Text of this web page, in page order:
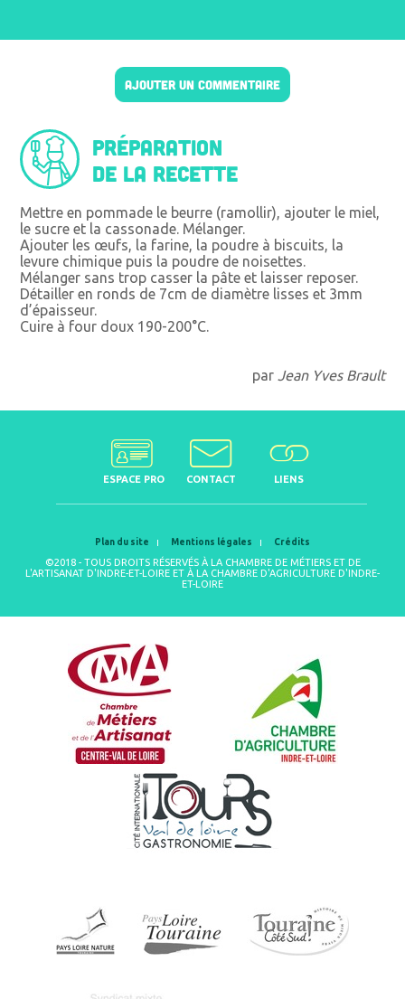
AJOUTER UN COMMENTAIRE
Préparation
de la recette
Mettre en pommade le beurre (ramollir), ajouter le miel,
le sucre et la cassonade. Mélanger.
Ajouter les œufs, la farine, la poudre à biscuits, la
levure chimique puis la poudre de noisettes.
Mélanger sans trop casser la pâte et laisser reposer.
Détailler en ronds de 7cm de diamètre lisses et 3mm
d’épaisseur.
Cuire à four doux 190-200°C.
par Jean Yves Brault
ESPACE PRO CONTACT LIENS
Plan du site Mentions légales Crédits
©2018 - TOUS DROITS RÉSERVÉS À LA CHAMBRE DE MÉTIERS ET DE
L'ARTISANAT D'INDRE-ET-LOIRE ET À LA CHAMBRE D'AGRICULTURE D'INDRE-
ET-LOIRE